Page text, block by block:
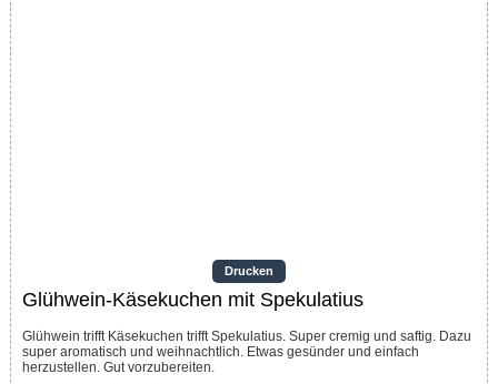
Drucken
Glühwein-Käsekuchen mit Spekulatius
Glühwein trifft Käsekuchen trifft Spekulatius. Super cremig und saftig. Dazu
super aromatisch und weihnachtlich. Etwas gesünder und einfach
herzustellen. Gut vorzubereiten.